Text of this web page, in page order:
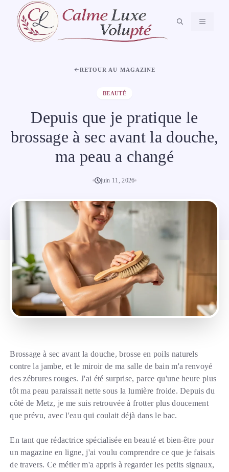
contenu
MENU
RETOUR AU MAGAZINE
BEAUTÉ
Depuis que je pratique le
brossage à sec avant la douche,
ma peau a changé
juin 11, 2026
Brossage à sec avant la douche, brosse en poils naturels
contre la jambe, et le miroir de ma salle de bain m'a renvoyé
des zébrures rouges. J'ai été surprise, parce qu'une heure plus
tôt ma peau paraissait nette sous la lumière froide. Depuis du
côté de Metz, je me suis retrouvée à frotter plus doucement
que prévu, avec l'eau qui coulait déjà dans le bac.
En tant que rédactrice spécialisée en beauté et bien-être pour
un magazine en ligne, j'ai voulu comprendre ce que je faisais
de travers. Ce métier m'a appris à regarder les petits signaux,